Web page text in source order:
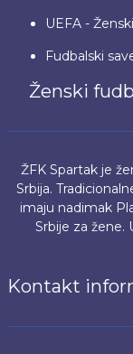
UEFA -
Fudbalski
Ženski
ŽFK Spartak je
Srbija.
imaju nadimak
Srbije za
Kontakt